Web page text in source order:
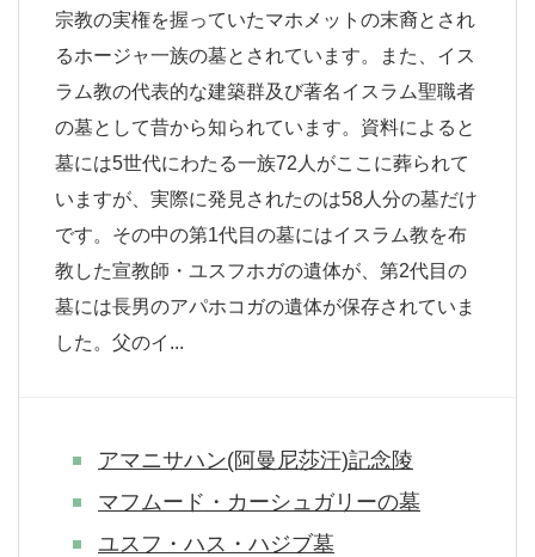
宗教の実権を握っていたマホメットの末裔とされ
るホージャ一族の墓とされています。また、イス
ラム教の代表的な建築群及び著名イスラム聖職者
の墓として昔から知られています。資料によると
墓には5世代にわたる一族72人がここに葬られて
いますが、実際に発見されたのは58人分の墓だけ
です。その中の第1代目の墓にはイスラム教を布
教した宣教師・ユスフホガの遺体が、第2代目の
墓には長男のアパホコガの遺体が保存されていま
した。父のイ...
アマニサハン(阿曼尼莎汗)記念陵
マフムード・カーシュガリーの墓
ユスフ・ハス・ハジブ墓